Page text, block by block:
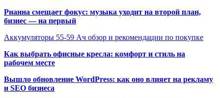
Рианна смещает фокус: музыка уходит на второй план,
бизнес — на первый
Аккумуляторы 55-59 Ач обзор и рекомендации по покупке
Как выбрать офисные кресла: комфорт и стиль на
рабочем месте
Вышло обновление WordPress: как оно влияет на рекламу
и SEO бизнеса